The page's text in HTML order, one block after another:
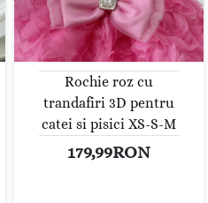
Rochie roz cu
trandafiri 3D pentru
catei si pisici XS-S-M
179,99RON